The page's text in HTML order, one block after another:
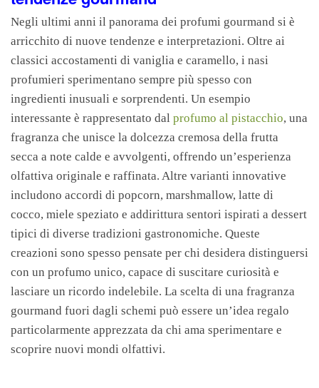
Negli ultimi anni il panorama dei profumi gourmand si è
arricchito di nuove tendenze e interpretazioni. Oltre ai
classici accostamenti di vaniglia e caramello, i nasi
profumieri sperimentano sempre più spesso con
ingredienti inusuali e sorprendenti. Un esempio
interessante è rappresentato dal profumo al pistacchio, una
fragranza che unisce la dolcezza cremosa della frutta
secca a note calde e avvolgenti, offrendo un’esperienza
olfattiva originale e raffinata. Altre varianti innovative
includono accordi di popcorn, marshmallow, latte di
cocco, miele speziato e addirittura sentori ispirati a dessert
tipici di diverse tradizioni gastronomiche. Queste
creazioni sono spesso pensate per chi desidera distinguersi
con un profumo unico, capace di suscitare curiosità e
lasciare un ricordo indelebile. La scelta di una fragranza
gourmand fuori dagli schemi può essere un’idea regalo
particolarmente apprezzata da chi ama sperimentare e
scoprire nuovi mondi olfattivi.